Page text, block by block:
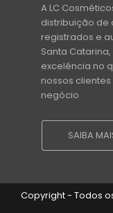
A LC
distribuição de
registrados e
Santa Catarina,
excelência no
nossos
negócio.
SAIBA
Copyright - Todos